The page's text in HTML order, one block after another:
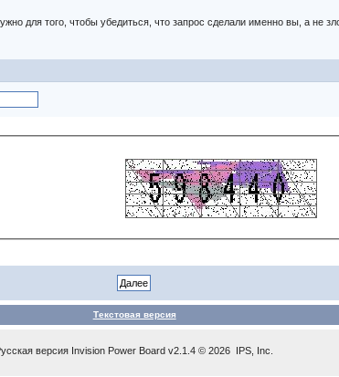
для того, чтобы убедиться, что запрос сделали именно вы, а
Текстовая версия
версия Invision Power Board v2.1.4 © 2026 IPS, Inc.